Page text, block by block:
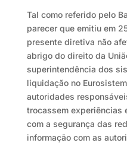
Tal como referido pelo
parecer que emitiu em
presente diretiva não
abrigo do direito da
superintendência dos
liquidação no
autoridades
trocassem experiências
com a segurança das
informação com as